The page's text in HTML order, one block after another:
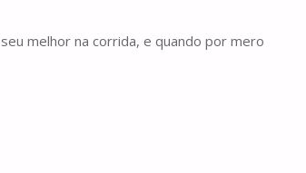
melhor na corrida, e quando por mero